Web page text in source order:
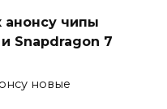
анонсу чипы
Snapdragon 7
новые